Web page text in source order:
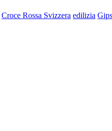
Croce Rossa Svizzera edilizia